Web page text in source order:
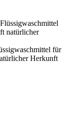
für
Herkunft